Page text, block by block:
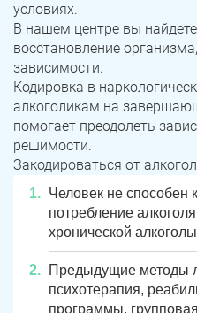
условиях.
В нашем центре вы
восстановление
зависимости.
Кодировка в
алкоголикам на
помогает преодолеть
решимости.
Закодироваться от
Человек не способен
потребление
хронической
Предыдущие методы
психотерапия,
программы,